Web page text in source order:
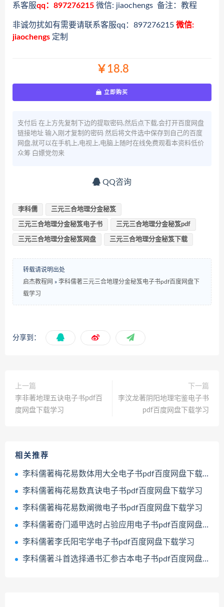
系客服qq：897276215 微信: jiaochengs 备注：教程
非诚勿扰如有需要请联系客服qq：897276215 微信:
jiaochengs 定制
￥18.8
立即购买
支付后 在上方先复制下边的提取密码,然后点下载,会打开百度网盘
链接地址 输入刚才复制的密码 然后将文件选中保存到自己的百度
网盘,就可以在手机上,电视上,电脑上随时在线免费观看本资料低价
众筹 白嫖党勿来
QQ咨询
李科儒 三元三合地理分金秘笈
三元三合地理分金秘笈电子书 三元三合地理分金秘笈pdf
三元三合地理分金秘笈网盘 三元三合地理分金秘笈下载
转载请说明出处
启杰教程网 » 李科儒著三元三合地理分金秘笈电子书pdf百度网盘下
载学习
分享到：
上一篇
李非著地理五诀电子书pdf百
度网盘下载学习
下一篇
李汶龙著阴阳地理宅鉴电子书
pdf百度网盘下载学习
相关推荐
李科儒著梅花易数体用大全电子书pdf百度网盘下载学习
李科儒著梅花易数真诀电子书pdf百度网盘下载学习
李科儒著梅花易数阐微电子书pdf百度网盘下载学习
李科儒著奇门遁甲选时占验应用电子书pdf百度网盘下载学习
李科儒著李氏阳宅学电子书pdf百度网盘下载学习
李科儒著斗首选择通书汇参古本电子书pdf百度网盘下载学习